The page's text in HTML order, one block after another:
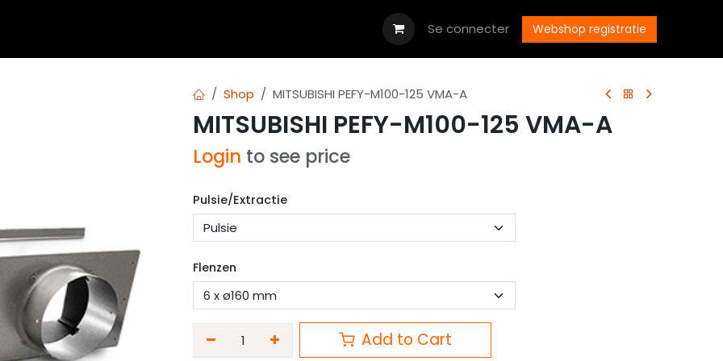
Downloads Postes Contactez-nous
Se connecter Webshop registratie
Shop MITSUBISHI PEFY-M100-125 VMA-A
MITSUBISHI PEFY-M100-125 VMA-A
Login to see price
Pulsie/Extractie
Flenzen
Add to Cart